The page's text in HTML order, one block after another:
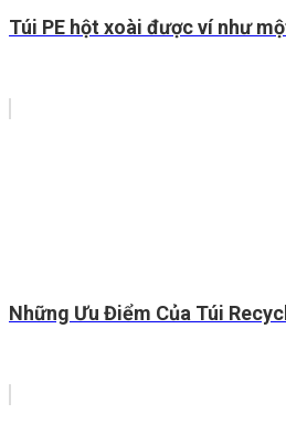
Túi PE hột xoài được ví như
Những Ưu Điểm Của Túi